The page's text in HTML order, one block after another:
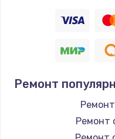
Замена /
Ремонт
Ремонт